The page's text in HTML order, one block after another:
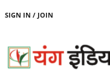
SIGN IN / JOIN
N